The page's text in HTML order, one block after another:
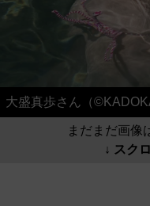
大盛真歩さん（
まだまだ画像
↓ スク